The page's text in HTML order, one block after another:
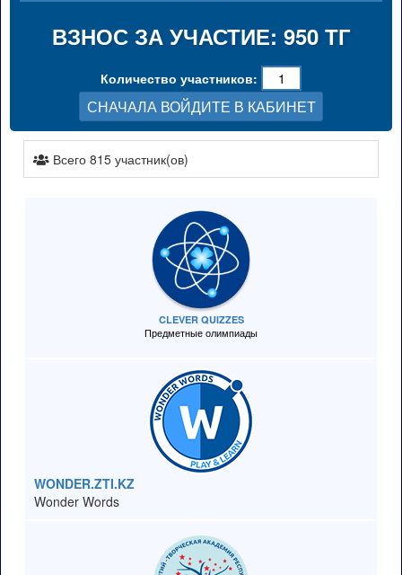
ВЗНОС ЗА УЧАСТИЕ: 950 ТГ
Количество участников:
СНАЧАЛА ВОЙДИТЕ В КАБИНЕТ
Всего 815 участник(ов)
CLEVER QUIZZES
Предметные олимпиады
WONDER.ZTI.KZ
Wonder Words